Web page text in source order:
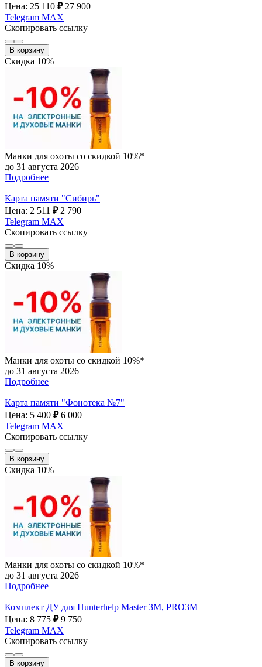
Цена: 25 110 ₽ 27 900
Telegram MAX
Скопировать ссылку
В корзину
Скидка 10%
Манки для охоты со скидкой 10%*
до 31 августа 2026
Подробнее
Карта памяти "Сибирь"
Цена: 2 511 ₽ 2 790
Telegram MAX
Скопировать ссылку
В корзину
Скидка 10%
Манки для охоты со скидкой 10%*
до 31 августа 2026
Подробнее
Карта памяти "Фонотека №7"
Цена: 5 400 ₽ 6 000
Telegram MAX
Скопировать ссылку
В корзину
Скидка 10%
Манки для охоты со скидкой 10%*
до 31 августа 2026
Подробнее
Комплект ДУ для Hunterhelp Master 3M, PRO3M
Цена: 8 775 ₽ 9 750
Telegram MAX
Скопировать ссылку
В корзину